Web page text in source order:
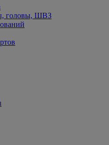
головы, ШВЗ